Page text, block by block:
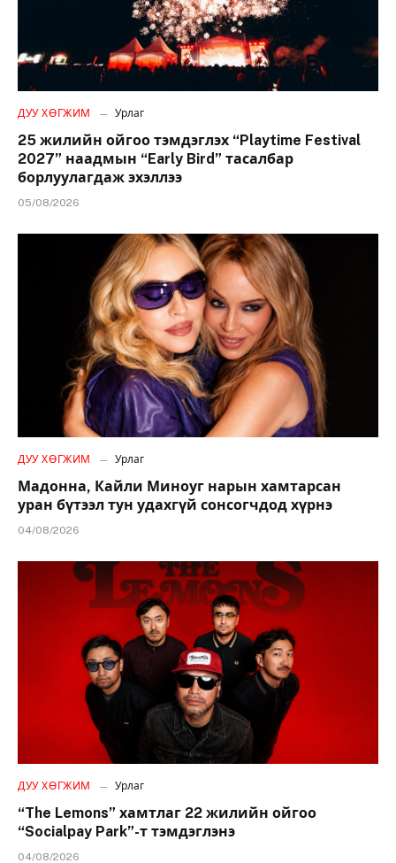
ДУУ ХӨГЖИМ Урлаг
25 жилийн ойгоо тэмдэглэх “Playtime Festival
2027” наадмын “Early Bird” тасалбар
борлуулагдаж эхэллээ
05/08/2026
ДУУ ХӨГЖИМ Урлаг
Мадонна, Кайли Миноуг нарын хамтарсан
уран бүтээл тун удахгүй сонсогчдод хүрнэ
04/08/2026
ДУУ ХӨГЖИМ Урлаг
“The Lemons” хамтлаг 22 жилийн ойгоо
“Socialpay Park”-т тэмдэглэнэ
04/08/2026